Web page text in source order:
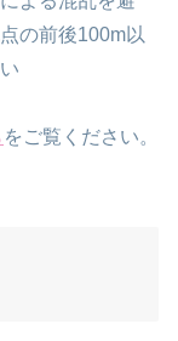
の前後100m以
をご覧ください。